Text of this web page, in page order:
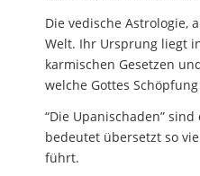
Die vedische Astrologie,
Welt. Ihr Ursprung liegt
karmischen Gesetzen
welche Gottes
“Die Upanischaden”
bedeutet übersetzt so
führt.